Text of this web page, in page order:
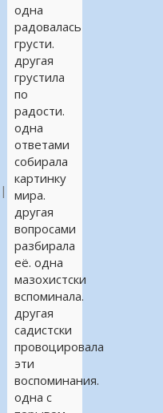
одна
радовалась
грусти.
другая
грустила
по
радости.
одна
ответами
собирала
картинку
мира.
другая
вопросами
разбирала
её. одна
мазохистски
вспоминала.
другая
садистски
провоцировала
эти
воспоминания.
одна с
|